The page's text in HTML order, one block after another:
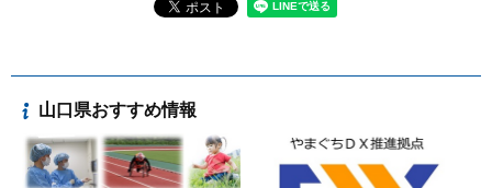
山口県おすすめ情報